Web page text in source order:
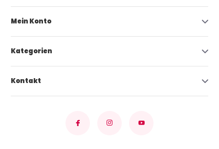
Mein Konto
Kategorien
Kontakt